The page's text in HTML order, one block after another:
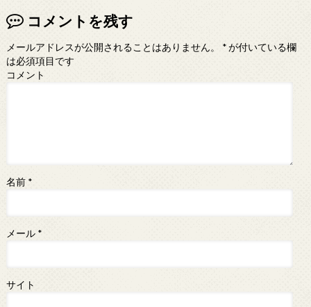
コメントを残す
メールアドレスが公開されることはありません。 *が付いている欄
は必須項目です
コメント
名前 *
メール *
サイト